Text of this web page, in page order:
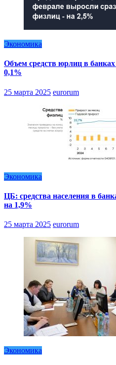
Экономика
Объем средств юрлиц в
0,1%
25 марта 2025 eurorum
Экономика
ЦБ: средства населения в
на 1,9%
25 марта 2025 eurorum
Экономика